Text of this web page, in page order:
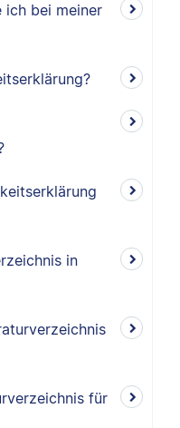
ich bei meiner
in
für